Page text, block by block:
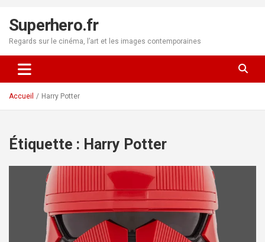
contenu
Superhero.fr
Regards sur le cinéma, l’art et les images contemporaines
Accueil Harry Potter
Étiquette : Harry Potter